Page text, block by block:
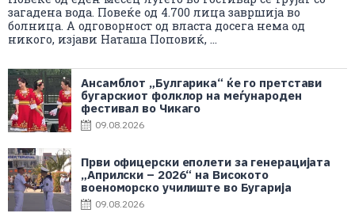
загадена вода. Повеќе од 4.700 лица завршија во
болница. А одговорност од власта досега нема од
никого, изјави Наташа Поповиќ, ...
Ансамблот „Булгарика“ ќе го претстави
бугарскиот фолклор на меѓународен
фестивал во Чикаго
09.08.2026
Први офицерски еполети за генерацијата
„Априлски – 2026“ на Високото
военоморско училиште во Бугарија
09.08.2026